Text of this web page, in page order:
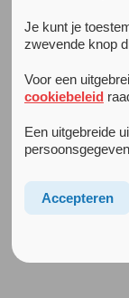
contact met
Arkin is zich
organisatie.
cliënten en
zien het dan ook
Arkin Jeugd &
Arkin Jeugd &
Je kunt je
zwevende knop
Voor een
cookiebeleid
Een uitgebreide
Accepteren